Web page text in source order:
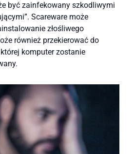
być zainfekowany szkodliwymi
Scareware może
złośliwego
również przekierować do
komputer zostanie